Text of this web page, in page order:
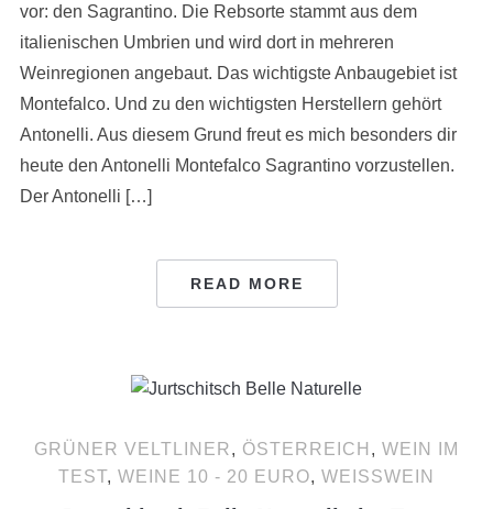
vor: den Sagrantino. Die Rebsorte stammt aus dem
italienischen Umbrien und wird dort in mehreren
Weinregionen angebaut. Das wichtigste Anbaugebiet ist
Montefalco. Und zu den wichtigsten Herstellern gehört
Antonelli. Aus diesem Grund freut es mich besonders dir
heute den Antonelli Montefalco Sagrantino vorzustellen.
Der Antonelli […]
READ MORE
GRÜNER VELTLINER, ÖSTERREICH , WEIN IM
TEST, WEINE 10 - 20 EURO, WEISSWEIN